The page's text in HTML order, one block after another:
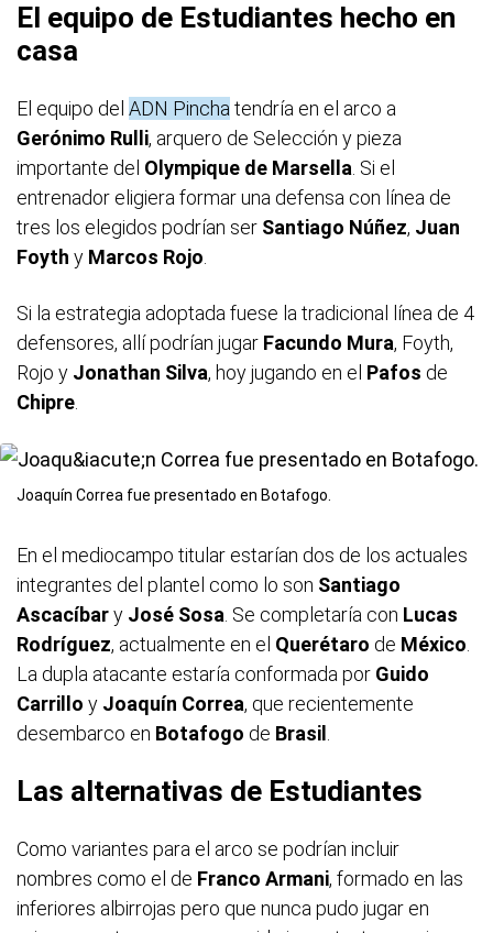
El equipo de Estudiantes hecho en
casa
El equipo del ADN Pincha tendría en el arco a
Gerónimo Rulli, arquero de Selección y pieza
importante del Olympique de Marsella . Si el
entrenador eligiera formar una defensa con línea de
tres los elegidos podrían ser Santiago Núñez, Juan
Foyth y Marcos Rojo
Si la estrategia adoptada fuese la tradicional línea de 4
defensores, allí podrían jugar Facundo Mura, Foyth,
Rojo y Jonathan Silva, hoy jugando en el Pafos de
Chipre
Joaquín Correa fue presentado en Botafogo.
En el mediocampo titular estarían dos de los actuales
integrantes del plantel como lo son Santiago
Ascacíbary José Sosa . Se completaría con Lucas
Rodríguez, actualmente en el Querétaro de México
La dupla atacante estaría conformada por Guido
Carrillo y Joaquín Correa, que recientemente
desembarco en Botafogo de Brasil
Las alternativas de Estudiantes
Como variantes para el arco se podrían incluir
nombres como el de Franco Armani, formado en las
inferiores albirrojas pero que nunca pudo jugar en